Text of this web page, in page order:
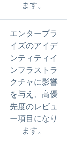
ます。
エンタープラ
イズのアイデ
ンティティイ
ンフラストラ
クチャに影響
を与え、高優
先度のレビュ
ー項目になり
ます。